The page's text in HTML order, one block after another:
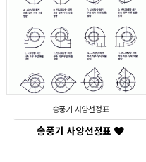
송풍기 사양선정표
송풍기 사양선정표